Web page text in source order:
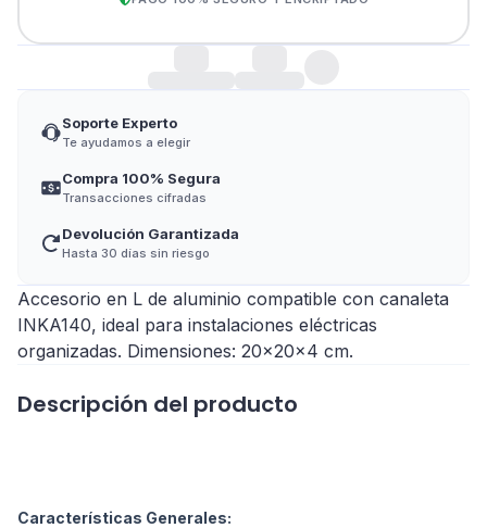
Soporte Experto
Te ayudamos a elegir
Compra 100% Segura
Transacciones cifradas
Devolución Garantizada
Hasta 30 días sin riesgo
Accesorio en L de aluminio compatible con canaleta
INKA140, ideal para instalaciones eléctricas
organizadas. Dimensiones: 20x20x4 cm.
Descripción del producto
Características Generales: